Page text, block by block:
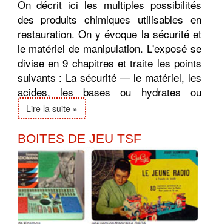
On décrit ici les multiples possibilités
des produits chimiques utilisables en
restauration. On y évoque la sécurité et
le matériel de manipulation. L'exposé se
divise en 9 chapitres et traite les points
suivants : La sécurité — le matériel, les
acides, les bases ou hydrates ou
alcalis, l'eau ...
Lire la suite »
BOITES DE JEU TSF